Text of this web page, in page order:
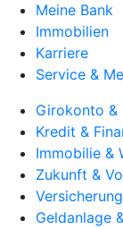
Meine Bank
Immobilien
Karriere
Service &
Girokonto &
Kredit &
Immobilie &
Zukunft &
Geldanlage